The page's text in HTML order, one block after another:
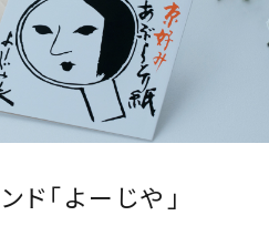
「よーじや」